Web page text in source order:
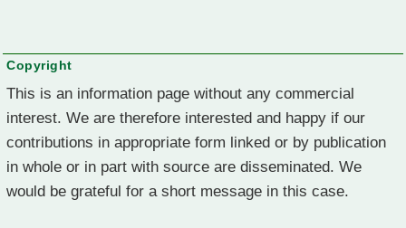
Copyright
This is an information page without any commercial
interest. We are therefore interested and happy if our
contributions in appropriate form linked or by publication
in whole or in part with source are disseminated. We
would be grateful for a short message in this case.